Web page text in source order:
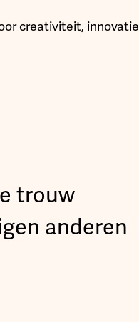
creativiteit, innovatie
trouw
anderen